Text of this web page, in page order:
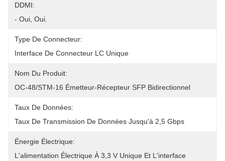
DDMI:
- Oui, Oui.
Type De Connecteur:
Interface De Connecteur LC Unique
Nom Du Produit:
OC-48/STM-16 Émetteur-Récepteur SFP Bidirectionnel
Taux De Données:
Taux De Transmission De Données Jusqu'à 2,5 Gbps
Énergie Électrique:
L'alimentation Électrique À 3,3 V Unique Et L'interface